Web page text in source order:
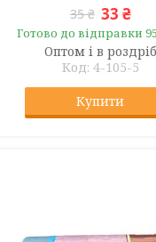
35 ₴ 33 ₴
Готово до відправки
Оптом і в роздріб
4-105-5
Купити